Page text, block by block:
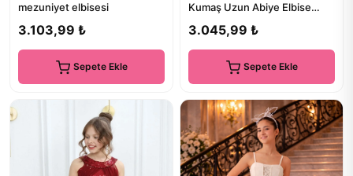
mezuniyet elbisesi
3.103,99 ₺
Sepete Ekle
Kumaş Uzun Abiye Elbise
3.045,99 ₺
Sepete Ekle